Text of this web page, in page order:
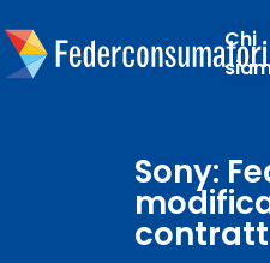
Chi
Sony: